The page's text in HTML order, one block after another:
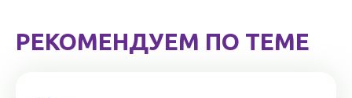
РЕКОМЕНДУЕМ ПО ТЕМЕ